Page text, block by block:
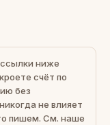
ниже
счёт по
без
не влияет
пишем. См. наше